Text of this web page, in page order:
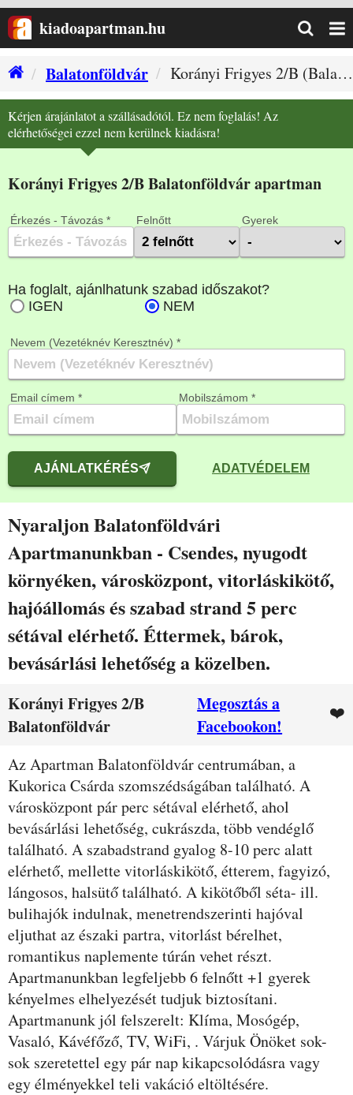
kiadoapartman.hu
Balatonföldvár
Korányi Frigyes 2/B (Balatonföldvár szállás)
Kérjen árajánlatot a szállásadótól. Ez nem foglalás! Az
elérhetőségei ezzel nem kerülnek kiadásra!
Korányi Frigyes 2/B Balatonföldvár apartman
Érkezés - Távozás * Felnőtt Gyerek
Nevem (Vezetéknév Keresztnév) *
Email címem * Mobilszámom *
AJÁNLATKÉRÉS ADATVÉDELEM
Nyaraljon Balatonföldvári
Apartmanunkban - Csendes, nyugodt
környéken, városközpont, vitorláskikötő,
hajóállomás és szabad strand 5 perc
sétával elérhető. Éttermek, bárok,
bevásárlási lehetőség a közelben.
Korányi Frigyes 2/B
Balatonföldvár
Megosztás a
Facebookon!
❤️
Leírás
Az Apartman Balatonföldvár centrumában, a
Kukorica Csárda szomszédságában található. A
városközpont pár perc sétával elérhető, ahol
bevásárlási lehetőség, cukrászda, több vendéglő
található. A szabadstrand gyalog 8-10 perc alatt
elérhető, mellette vitorláskikötő, étterem, fagyizó,
lángosos, halsütő található. A kikötőből séta- ill.
bulihajók indulnak, menetrendszerinti hajóval
eljuthat az északi partra, vitorlást bérelhet,
romantikus naplemente túrán vehet részt.
Apartmanunkban legfeljebb 6 felnőtt +1 gyerek
kényelmes elhelyezését tudjuk biztosítani.
Apartmanunk jól felszerelt: Klíma, Mosógép,
Vasaló, Kávéfőző, TV, WiFi, . Várjuk Önöket sok-
sok szeretettel egy pár nap kikapcsolódásra vagy
egy élményekkel teli vakáció eltöltésére.